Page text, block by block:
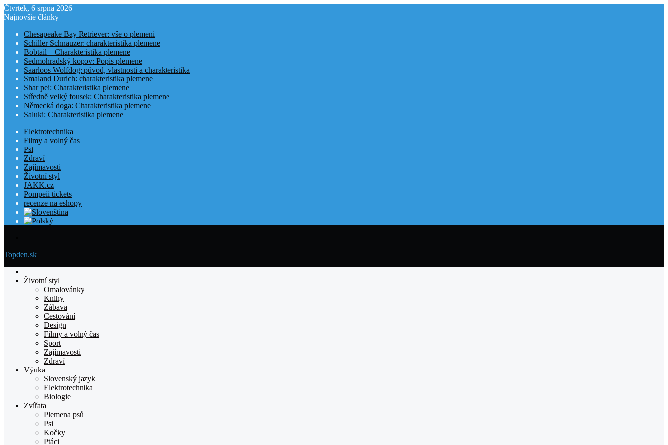
Čtvrtek, 6 srpna 2026
Najnovšie články
Chesapeake Bay Retriever: vše o plemeni
Schiller Schnauzer: charakteristika plemene
Bobtail – Charakteristika plemene
Sedmohradský kopov: Popis plemene
Saarloos Wolfdog: původ, vlastnosti a charakteristika
Smaland Durich: charakteristika plemene
Shar pei: Charakteristika plemene
Středně velký fousek: Charakteristika plemene
Německá doga: Charakteristika plemene
Saluki: Charakteristika plemene
Elektrotechnika
Filmy a volný čas
Psi
Zdraví
Zajímavosti
Životní styl
JAKK.cz
Pompeii tickets
recenze na eshopy
Topden.sk
Životní styl
Omalovánky
Knihy
Zábava
Cestování
Design
Filmy a volný čas
Sport
Zajímavosti
Zdraví
Výuka
Slovenský jazyk
Elektrotechnika
Biologie
Zvířata
Plemena psů
Psi
Kočky
Ptáci